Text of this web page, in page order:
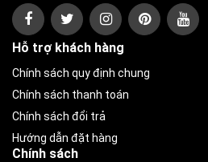
Hỗ trợ khách hàng
Chính sách quy định chung
Chính sách thanh toán
Chính sách đổi trả
Hướng dẫn đặt hàng
Chính sách